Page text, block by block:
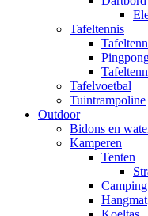
Tafeltennis
Tafelvoetbal
Tuintrampoline
Outdoor
Bidons en
Kamperen
Tenten
Hangmat